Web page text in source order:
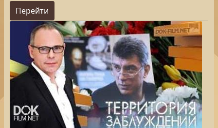
Перейти